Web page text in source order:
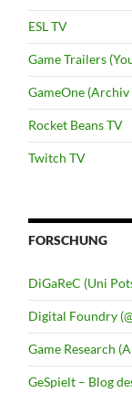
ESL TV
Game Trailers
GameOne
Rocket Beans TV
Twitch TV
FORSCHUNG
DiGaReC (Uni
Digital Foundry
Game Research
GeSpielt – Blog